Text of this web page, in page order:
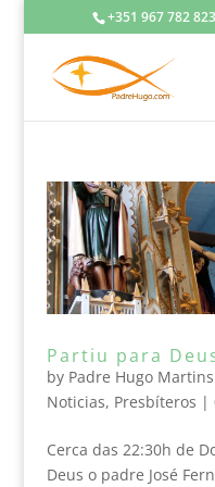
+351 967 782 823
Partiu para
by Padre Hugo Martins
Noticias, Presbíteros |
Cerca das 22:30h de
Deus o padre José